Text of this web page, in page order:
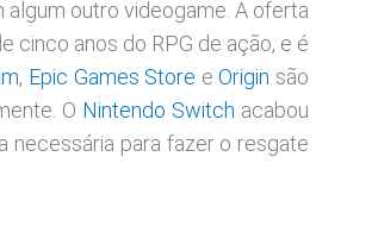
outro videogame. A oferta
cinco anos do RPG de ação, e é
, Epic Games Store eOrigin são
O Nintendo Switch acabou
necessária para fazer o resgate